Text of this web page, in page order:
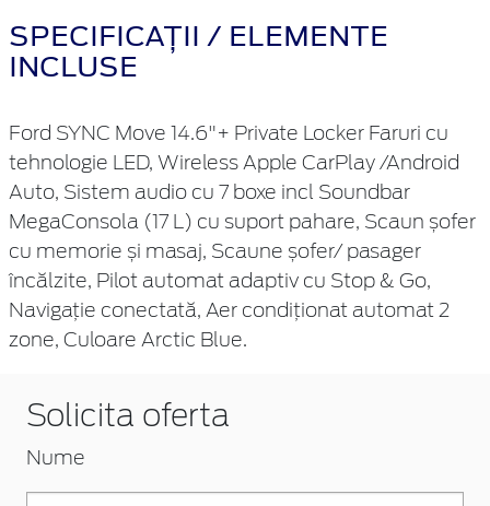
SPECIFICAȚII / ELEMENTE
INCLUSE
Ford SYNC Move 14.6"+ Private Locker Faruri cu
tehnologie LED, Wireless Apple CarPlay /Android
Auto, Sistem audio cu 7 boxe incl Soundbar
MegaConsola (17 L) cu suport pahare, Scaun șofer
cu memorie și masaj, Scaune șofer/ pasager
încălzite, Pilot automat adaptiv cu Stop & Go,
Navigație conectată, Aer condiționat automat 2
zone, Culoare Arctic Blue.
Solicita oferta
Nume